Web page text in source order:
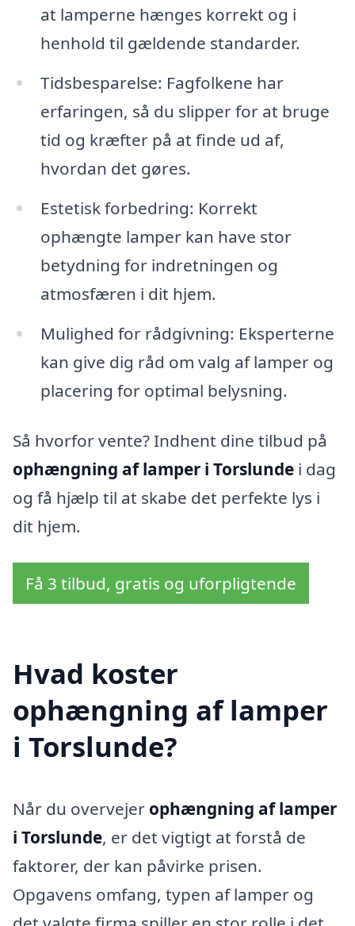
at lamperne hænges korrekt og i
henhold til gældende standarder.
Tidsbesparelse: Fagfolkene har
erfaringen, så du slipper for at bruge
tid og kræfter på at finde ud af,
hvordan det gøres.
Estetisk forbedring: Korrekt
ophængte lamper kan have stor
betydning for indretningen og
atmosfæren i dit hjem.
Mulighed for rådgivning: Eksperterne
kan give dig råd om valg af lamper og
placering for optimal belysning.
Så hvorfor vente? Indhent dine tilbud på
ophængning af lamper i Torslunde i dag
og få hjælp til at skabe det perfekte lys i
dit hjem.
Få 3 tilbud, gratis og uforpligtende
Hvad koster
ophængning af lamper
i Torslunde?
Når du overvejer ophængning af lamper
i Torslunde, er det vigtigt at forstå de
faktorer, der kan påvirke prisen.
Opgavens omfang, typen af lamper og